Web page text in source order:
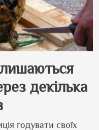
декілька
годувати своїх